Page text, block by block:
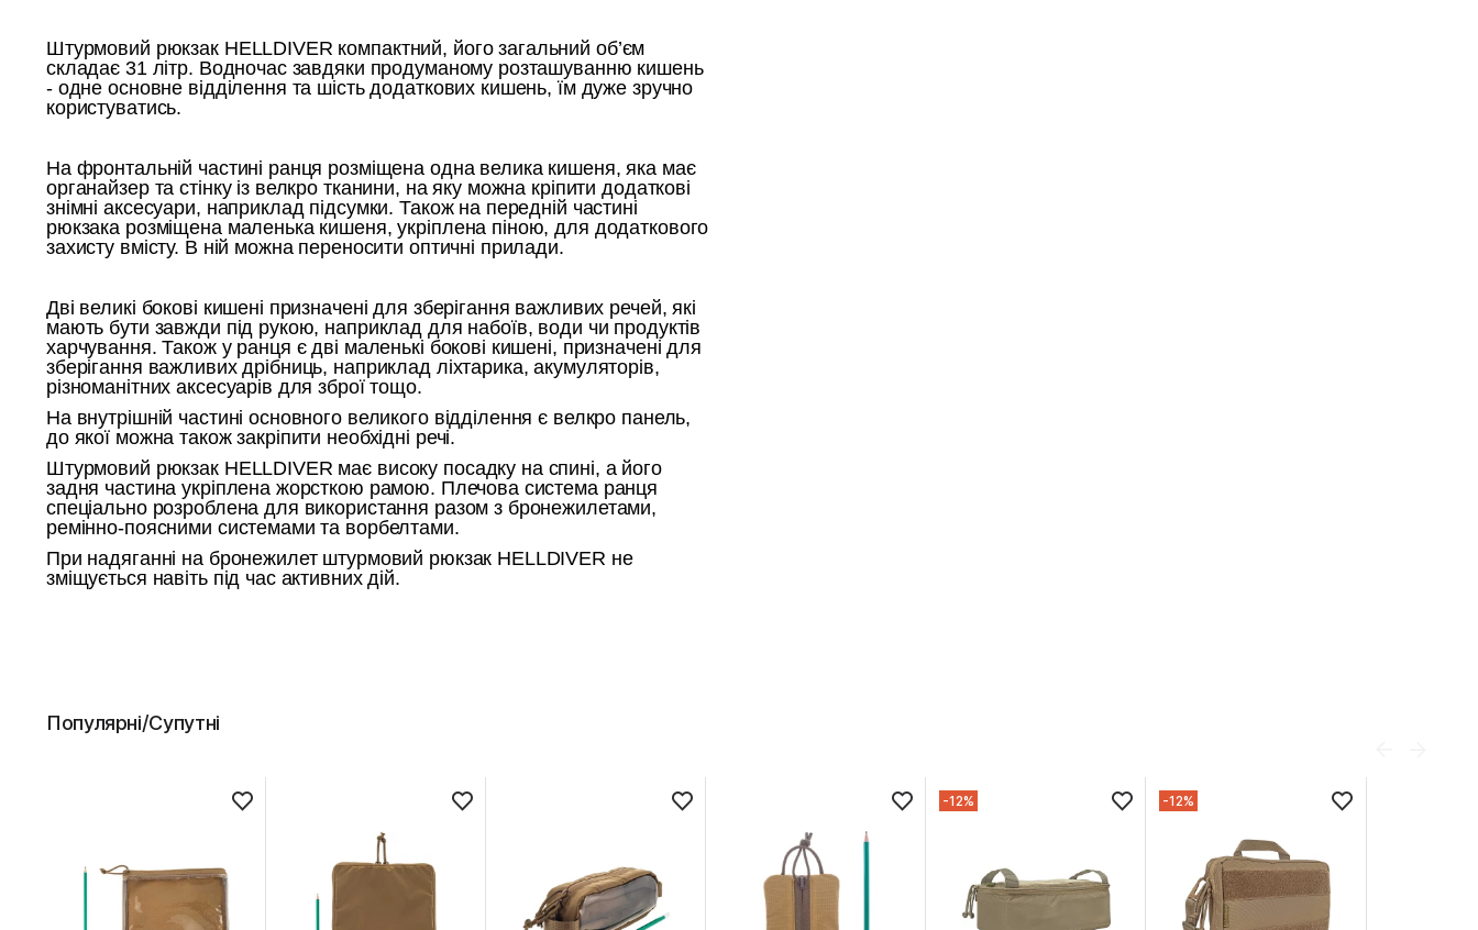
Штурмовий рюкзак HELLDIVER компактний, його загальний об’єм
складає 31 літр. Водночас завдяки продуманому розташуванню кишень
- одне основне відділення та шість додаткових кишень, їм дуже зручно
користуватись.
На фронтальній частині ранця розміщена одна велика кишеня, яка має
органайзер та стінку із велкро тканини, на яку можна кріпити додаткові
знімні аксесуари, наприклад підсумки. Також на передній частині
рюкзака розміщена маленька кишеня, укріплена піною, для додаткового
захисту вмісту. В ній можна переносити оптичні прилади.
Дві великі бокові кишені призначені для зберігання важливих речей, які
мають бути завжди під рукою, наприклад для набоїв, води чи продуктів
харчування. Також у ранця є дві маленькі бокові кишені, призначені для
зберігання важливих дрібниць, наприклад ліхтарика, акумуляторів,
різноманітних аксесуарів для зброї тощо.
На внутрішній частині основного великого відділення є велкро панель,
до якої можна також закріпити необхідні речі.
Штурмовий рюкзак HELLDIVER має високу посадку на спині, а його
задня частина укріплена жорсткою рамою. Плечова система ранця
спеціально розроблена для використання разом з бронежилетами,
ремінно-поясними системами та ворбелтами.
При надяганні на бронежилет штурмовий рюкзак HELLDIVER не
зміщується навіть під час активних дій.
Популярні/Супутні
-12% -12%